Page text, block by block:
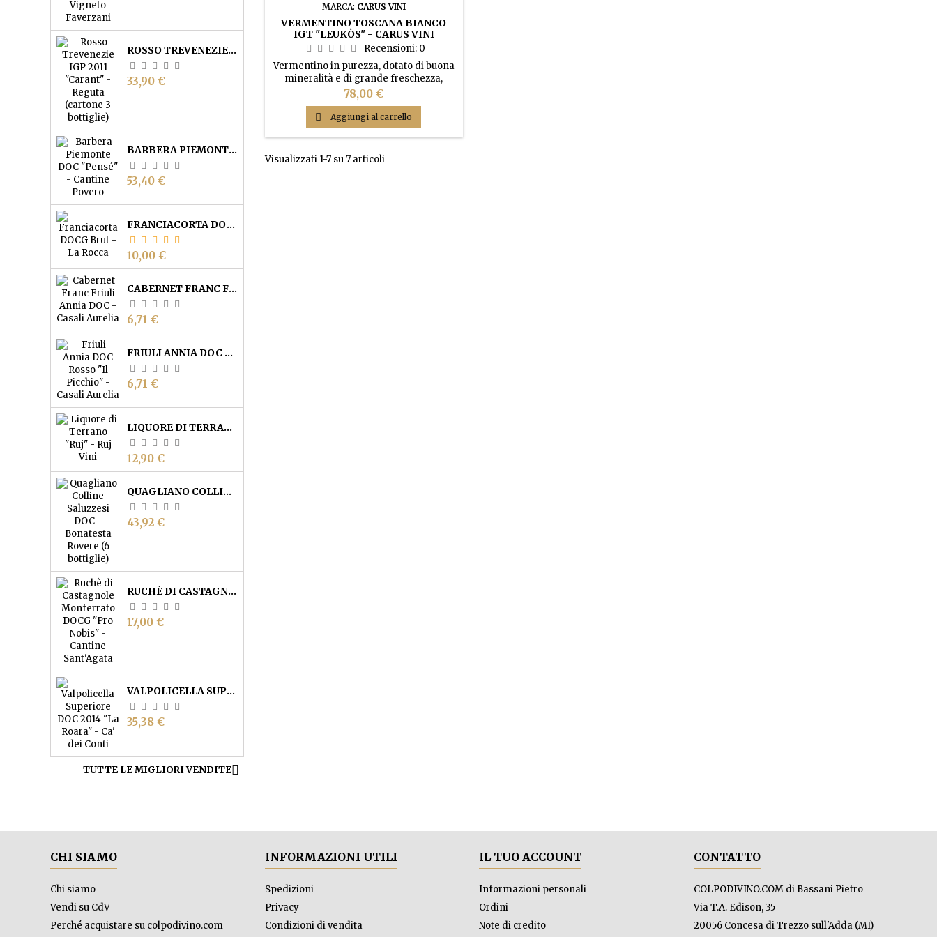
ROSSO TREVENEZIE IGP "CARANT" - REGUTA (CARTONE 3 BOTTIGLIE)
Prezzo
33,90 €
BARBERA PIEMONTE DOC "PENSÉ" - CANTINE POVERO
Prezzo
53,40 €
FRANCIACORTA DOCG BRUT - CANTINA LA ROCCA
Prezzo
10,00 €
CABERNET FRANC FRIULI ANNIA DOC - CASALI AURELIA
Prezzo
6,71 €
FRIULI ANNIA DOC ROSSO "IL PICCHIO" - CASALI AURELIA
Prezzo
6,71 €
LIQUORE DI TERRANO "RUJ" - RUJ VINI
Prezzo
12,90 €
QUAGLIANO COLLINE SALUZZESI DOC 2023 - BONATESTA ROVERE (6 BOTTIGLIE)
Prezzo
43,92 €
RUCHÈ DI CASTAGNOLE MONFERRATO DOCG "'NA VOTA" - CANTINE SANT'AGATA
Prezzo
17,00 €
VALPOLICELLA SUPERIORE DOC "LA ROARA" - CA' DEI CONTI
Prezzo
35,38 €
TUTTE LE MIGLIORI VENDITE
MARCA: CARUS VINI
VERMENTINO TOSCANA BIANCO
IGT "LEUKÒS" - CARUS VINI
(CARTONE 6 BOTTIGLIE)
Recensioni: 0
Vermentino in purezza, dotato di buona
mineralità e di grande freschezza,
presenta al naso caratteristici sentori
agrumati e note minerali. Gentile e
morbido al palato con buona
persistenza gusto-olfattiva con un
eccellente finale sapido e minerale.
Prezzo
78,00 €
 Aggiungi al carrello
Visualizzati 1-7 su 7 articoli
CHI SIAMO
Chi siamo
Vendi su CdV
Perché acquistare su colpodivino.com
INFORMAZIONI UTILI
Spedizioni
Privacy
Condizioni di vendita
IL TUO ACCOUNT
Informazioni personali
Ordini
Note di credito
CONTATTO
COLPODIVINO.COM di Bassani Pietro
Via T.A. Edison, 35
20056 Concesa di Trezzo sull'Adda (MI)